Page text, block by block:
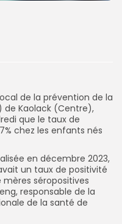
de la prévention de la
de Kaolack (Centre),
que le taux de
chez les enfants nés
en décembre 2023,
un taux de positivité
mères séropositives
responsable de la
de la santé de